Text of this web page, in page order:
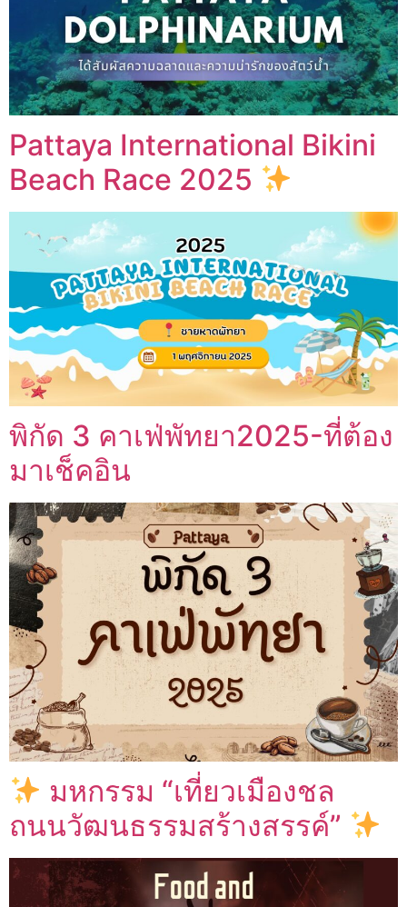
Pattaya International Bikini
Beach Race 2025
พิกัด 3 คาเฟ่พัทยา2025-ที่ต้อง
มาเช็คอิน
มหกรรม “เที่ยวเมืองชล
ถนนวัฒนธรรมสร้างสรรค์”